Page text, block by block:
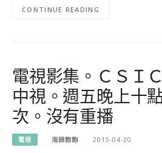
CONTINUE READING
電視影集。ＣＳＩ
中視。週五晚上十
次。沒有重播
電視 海綿飽飽 2015-04-20